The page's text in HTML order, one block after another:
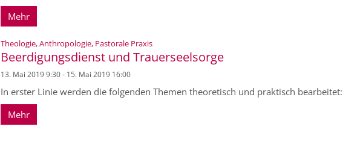
Mehr
Theologie, Anthropologie, Pastorale Praxis:
Beerdigungsdienst und Trauerseelsorge
13. Mai 2019 9:30 - 15. Mai 2019 16:00
In erster Linie werden die folgenden Themen theoretisch und praktisch bearbeitet:
Mehr